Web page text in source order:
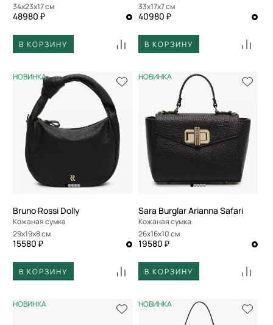
34x23x17 см
48980 ₽
В КОРЗИНУ
33x17x7 см
40980 ₽
В КОРЗИНУ
НОВИНКА
Bruno Rossi Dolly
Кожаная сумка
29x19x8 см
15580 ₽
В КОРЗИНУ
НОВИНКА
Sara Burglar Arianna Safari
Кожаная сумка
26x16x10 см
19580 ₽
В КОРЗИНУ
НОВИНКА НОВИНКА